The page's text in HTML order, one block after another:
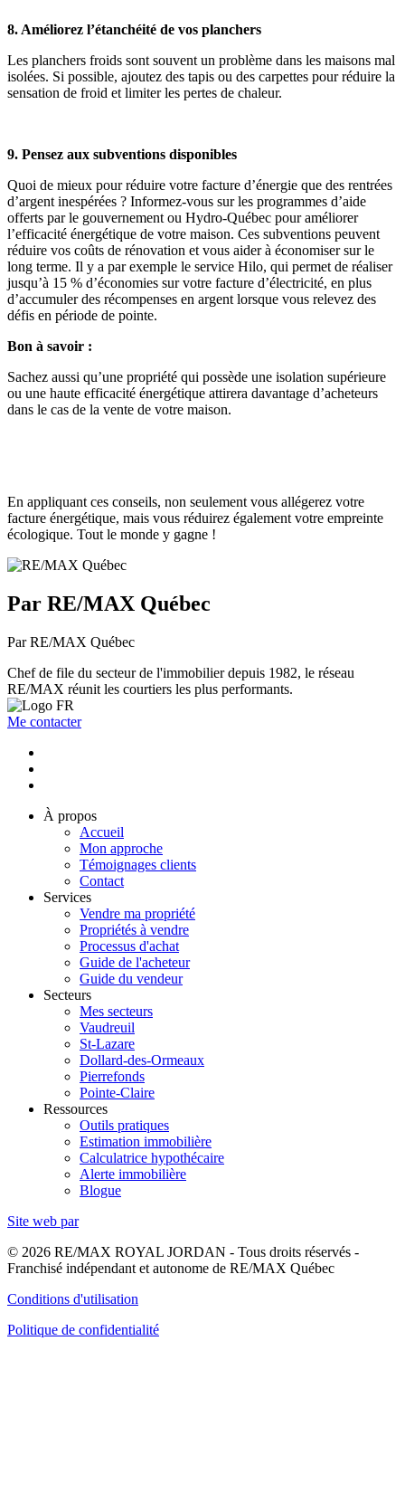
8. Améliorez l’étanchéité de vos planchers
Les planchers froids sont souvent un problème dans les maisons mal
isolées. Si possible, ajoutez des tapis ou des carpettes pour réduire la
sensation de froid et limiter les pertes de chaleur.
9. Pensez aux subventions disponibles
Quoi de mieux pour réduire votre facture d’énergie que des rentrées
d’argent inespérées ? Informez-vous sur les programmes d’aide
offerts par le gouvernement ou Hydro-Québec pour améliorer
l’efficacité énergétique de votre maison. Ces subventions peuvent
réduire vos coûts de rénovation et vous aider à économiser sur le
long terme. Il y a par exemple le service Hilo, qui permet de réaliser
jusqu’à 15 % d’économies sur votre facture d’électricité, en plus
d’accumuler des récompenses en argent lorsque vous relevez des
défis en période de pointe.
Bon à savoir :
Sachez aussi qu’une propriété qui possède une isolation supérieure
ou une haute efficacité énergétique attirera davantage d’acheteurs
dans le cas de la vente de votre maison.
En appliquant ces conseils, non seulement vous allégerez votre
facture énergétique, mais vous réduirez également votre empreinte
écologique. Tout le monde y gagne !
Par RE/MAX Québec
Par RE/MAX Québec
Chef de file du secteur de l'immobilier depuis 1982, le réseau
RE/MAX réunit les courtiers les plus performants.
Me contacter
À propos
Accueil
Mon approche
Témoignages clients
Contact
Services
Vendre ma propriété
Propriétés à vendre
Processus d'achat
Guide de l'acheteur
Guide du vendeur
Secteurs
Mes secteurs
Vaudreuil
St-Lazare
Dollard-des-Ormeaux
Pierrefonds
Pointe-Claire
Ressources
Outils pratiques
Estimation immobilière
Calculatrice hypothécaire
Alerte immobilière
Blogue
Site web par
© 2026 RE/MAX ROYAL JORDAN - Tous droits réservés -
Franchisé indépendant et autonome de RE/MAX Québec
Conditions d'utilisation
Politique de confidentialité